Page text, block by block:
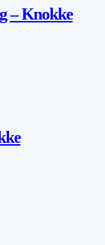
– Knokke